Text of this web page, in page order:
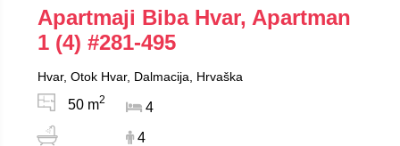
Apartmaji Biba Hvar, Apartman
1 (4) #281-495
Hvar, Otok Hvar, Dalmacija, Hrvaška
50 m2
4
4